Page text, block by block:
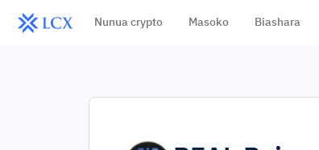
Nunua crypto Masoko Biashara